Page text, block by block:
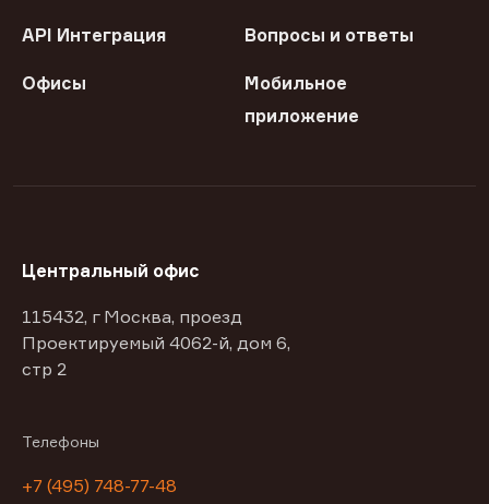
API Интеграция Вопросы и ответы
Офисы
Мобильное
приложение
Центральный офис
115432, г Москва, проезд
Проектируемый 4062-й, дом 6,
стр 2
Телефоны
+7 (495) 748-77-48